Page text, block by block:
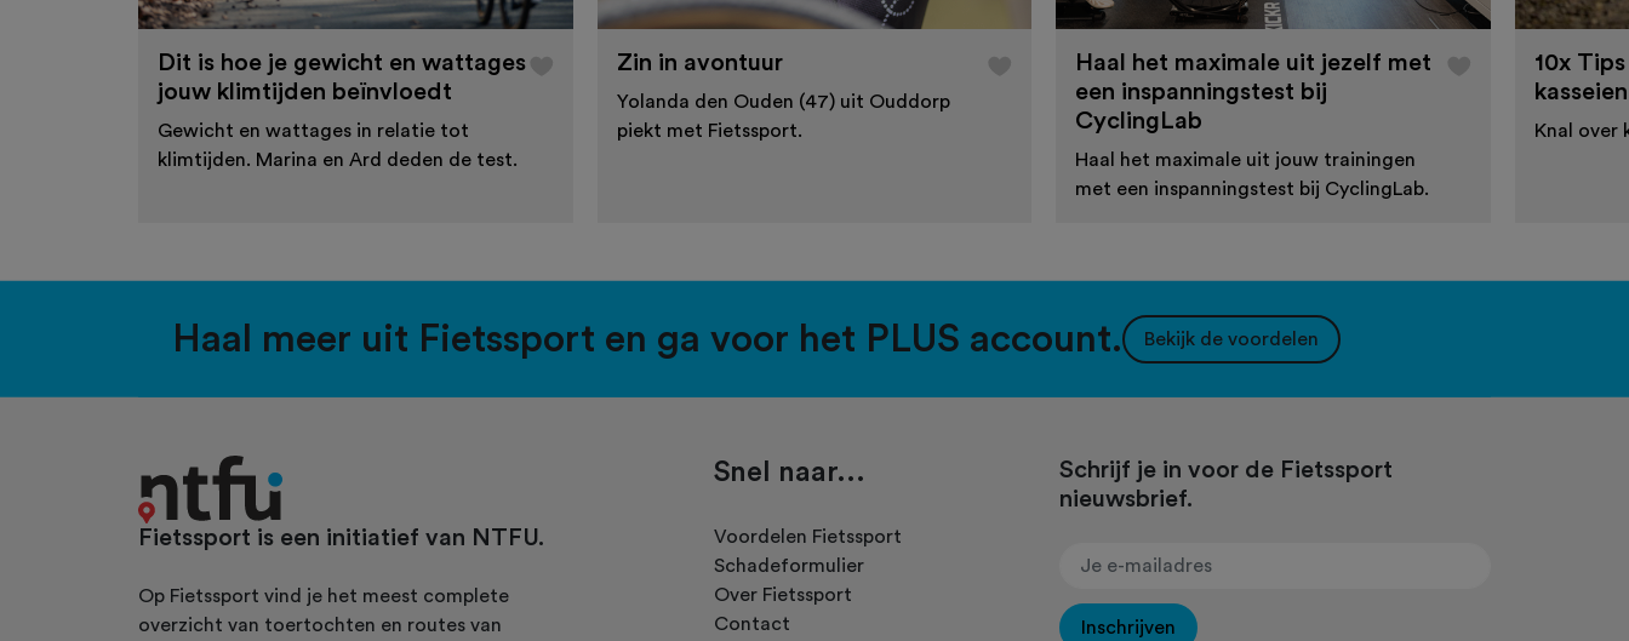
Dit is hoe je gewicht en wattages
jouw klimtijden beïnvloedt
Gewicht en wattages in relatie tot
klimtijden. Marina en Ard deden de test.
Zin in avontuur
Yolanda den Ouden (47) uit Ouddorp
piekt met Fietssport.
Haal het maximale uit jezelf met
een inspanningstest bij
CyclingLab
Haal het maximale uit jouw trainingen
met een inspanningstest bij CyclingLab.
10x
kasseien
Knal over
Haal meer uit Fietssport en ga voor het PLUS account. Bekijk de voordelen
Fietssport is een initiatief van NTFU.
Op Fietssport vind je het meest complete
overzicht van toertochten en routes van
Snel naar...
Voordelen Fietssport
Schadeformulier
Over Fietssport
Contact
Schrijf je in voor de Fietssport
nieuwsbrief.
Inschrijven